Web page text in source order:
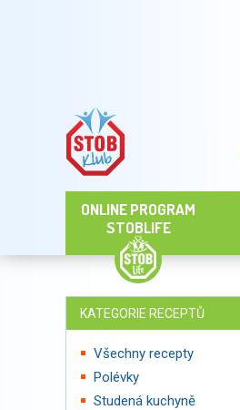
ONLINE PROGRAM
STOBLIFE
KATEGORIE RECEPTŮ
Všechny recepty
Polévky
Studená kuchyně